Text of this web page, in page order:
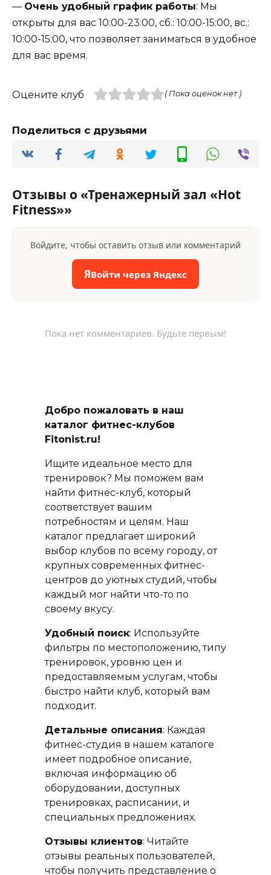
— Очень удобный график работы: Мы
открыты для вас 10:00-23:00, сб.: 10:00-15:00, вс.:
10:00-15:00, что позволяет заниматься в удобное
для вас время.
Оцените клуб ( Пока оценок нет )
Поделиться с друзьями
Отзывы о «Тренажерный зал «Hot
Fitness»»
Войдите, чтобы оставить отзыв или комментарий
ЯВойти через Яндекс
Пока нет комментариев. Будьте первым!
Добро пожаловать в наш
каталог фитнес-клубов
Fitonist.ru!
Ищите идеальное место для
тренировок? Мы поможем вам
найти фитнес-клуб, который
соответствует вашим
потребностям и целям. Наш
каталог предлагает широкий
выбор клубов по всему городу, от
крупных современных фитнес-
центров до уютных студий, чтобы
каждый мог найти что-то по
своему вкусу.
Удобный поиск: Используйте
фильтры по местоположению, типу
тренировок, уровню цен и
предоставляемым услугам, чтобы
быстро найти клуб, который вам
подходит.
Детальные описания: Каждая
фитнес-студия в нашем каталоге
имеет подробное описание,
включая информацию об
оборудовании, доступных
тренировках, расписании, и
специальных предложениях.
Отзывы клиентов: Читайте
отзывы реальных пользователей,
чтобы получить представление о